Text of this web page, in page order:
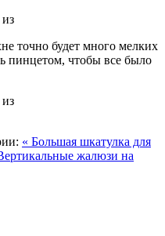
точно будет много мелких
пинцетом, чтобы все было
« Большая шкатулка для
жалюзи на